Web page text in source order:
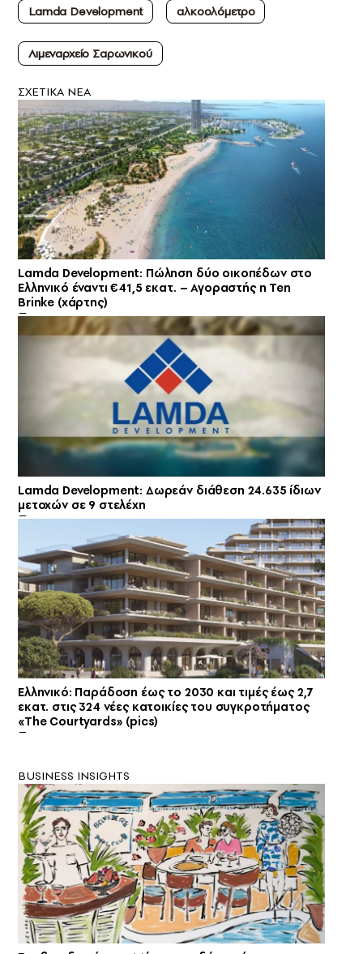
Lamda Development
αλκοολόμετρο
Λιμεναρχείο Σαρωνικού
ΣXETIKA NEA
Lamda Development: Πώληση δύο οικοπέδων στο
Ελληνικό έναντι €41,5 εκατ. – Αγοραστής η Ten
Brinke (χάρτης)
Lamda Development: Δωρεάν διάθεση 24.635 ίδιων
μετοχών σε 9 στελέχη
Ελληνικό: Παράδοση έως το 2030 και τιμές έως 2,7
εκατ. στις 324 νέες κατοικίες του συγκροτήματος
«The Courtyards» (pics)
BUSINESS INSIGHTS